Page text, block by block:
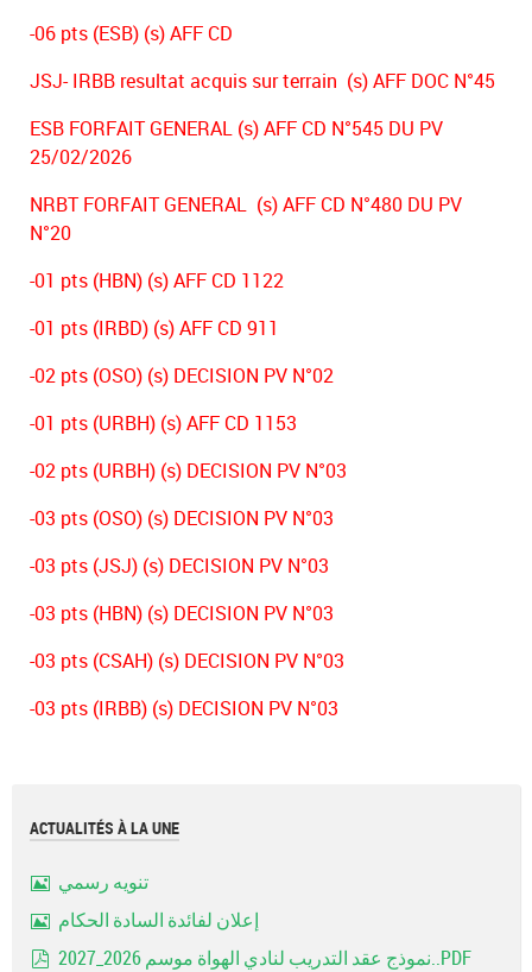
-06 pts (ESB) (s) AFF CD
JSJ- IRBB resultat acquis sur terrain (s) AFF DOC N°45
ESB FORFAIT GENERAL (s) AFF CD N°545 DU PV
25/02/2026
NRBT FORFAIT GENERAL (s) AFF CD N°480 DU PV
N°20
-01 pts (HBN) (s) AFF CD 1122
-01 pts (IRBD) (s) AFF CD 911
-02 pts (OSO) (s) DECISION PV N°02
-01 pts (URBH) (s) AFF CD 1153
-02 pts (URBH) (s) DECISION PV N°03
-03 pts (OSO) (s) DECISION PV N°03
-03 pts (JSJ) (s) DECISION PV N°03
-03 pts (HBN) (s) DECISION PV N°03
-03 pts (CSAH) (s) DECISION PV N°03
-03 pts (IRBB) (s) DECISION PV N°03
ACTUALITÉS À LA UNE
تنويه رسمي
إعلان لفائدة السادة الحكام
نموذج عقد التدريب لنادي الهواة موسم 2026_2027..PDF